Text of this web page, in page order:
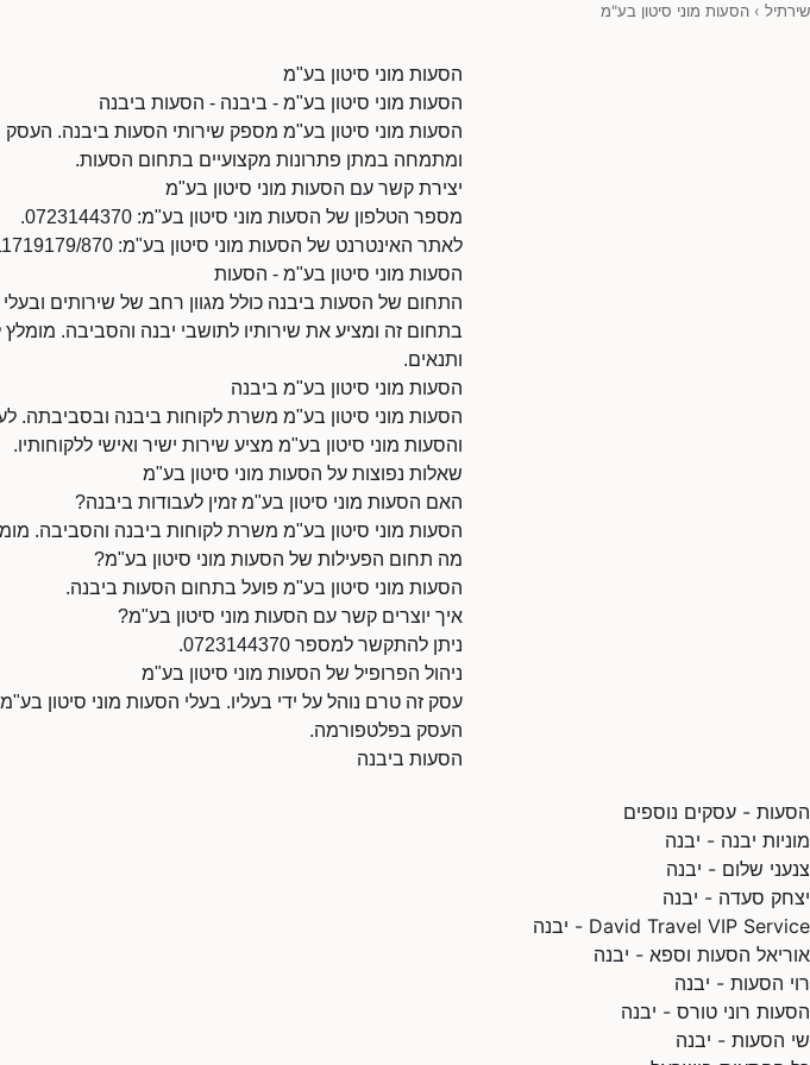
שירתיל › הסעות מוני סיטון בע"מ
הסעות מוני סיטון בע"מ
הסעות מוני סיטון בע"מ - ביבנה - הסעות ביבנה
הסעות מוני סיטון בע"מ מספק שירותי הסעות ביבנה.
ומתמחה במתן פתרונות מקצועיים בתחום הסעות.
יצירת קשר עם הסעות מוני סיטון בע"מ
מספר הטלפון של הסעות מוני סיטון בע"מ: 0723144370.
לאתר האינטרנט של הסעות מוני סיטון בע"מ: https://www.d.co.il/11719179/870/
הסעות מוני סיטון בע"מ - הסעות
התחום של הסעות ביבנה כולל מגוון רחב של שירותים
בתחום זה ומציע את שירותיו לתושבי יבנה והסביבה. מומלץ
ותנאים.
הסעות מוני סיטון בע"מ ביבנה
הסעות מוני סיטון בע"מ משרת לקוחות ביבנה ובסביבתה.
והסעות מוני סיטון בע"מ מציע שירות ישיר ואישי ללקוחותיו.
שאלות נפוצות על הסעות מוני סיטון בע"מ
האם הסעות מוני סיטון בע"מ זמין לעבודות ביבנה?
הסעות מוני סיטון בע"מ משרת לקוחות ביבנה והסביבה.
מה תחום הפעילות של הסעות מוני סיטון בע"מ?
הסעות מוני סיטון בע"מ פועל בתחום הסעות ביבנה.
איך יוצרים קשר עם הסעות מוני סיטון בע"מ?
ניתן להתקשר למספר 0723144370.
ניהול הפרופיל של הסעות מוני סיטון בע"מ
עסק זה טרם נוהל על ידי בעליו. בעלי הסעות מוני סיטון
העסק בפלטפורמה.
הסעות ביבנה
הסעות - עסקים נוספים
מוניות יבנה - יבנה
צנעני שלום - יבנה
יצחק סעדה - יבנה
David Travel VIP Service - יבנה
אוריאל הסעות וספא - יבנה
רוי הסעות - יבנה
הסעות רוני טורס - יבנה
שי הסעות - יבנה